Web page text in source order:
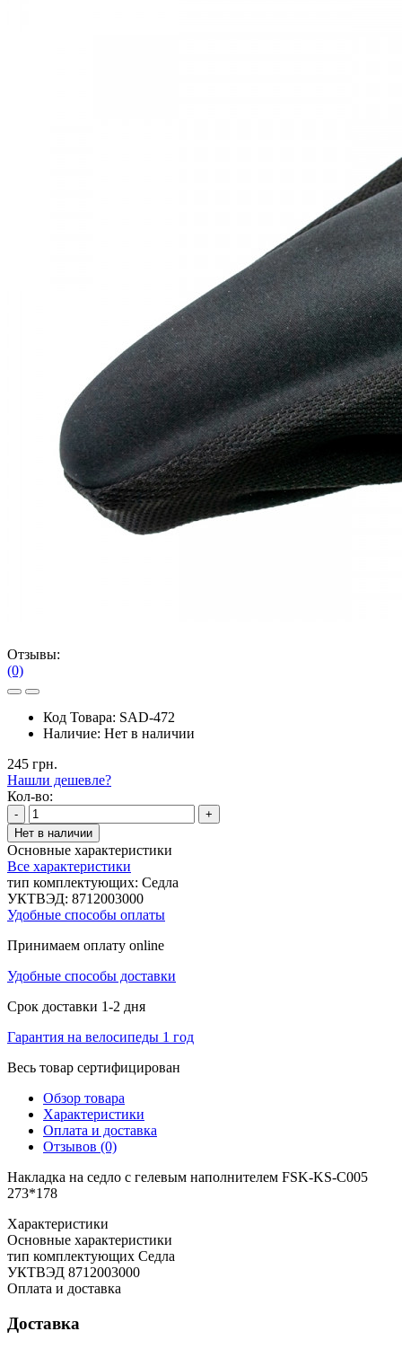
Отзывы:
(0)
Код Товара: SAD-472
Наличие: Нет в наличии
245 грн.
Нашли дешевле?
Кол-во:
-
+
Нет в наличии
Основные характеристики
Все характеристики
тип комплектующих: Седла
УКТВЭД: 8712003000
Удобные способы оплаты
Принимаем оплату online
Удобные способы доставки
Срок доставки 1-2 дня
Гарантия на велосипеды 1 год
Весь товар сертифицирован
Обзор товара
Характеристики
Оплата и доставка
Отзывов (0)
Накладка на седло с гелевым наполнителем FSK-KS-C005
273*178
Характеристики
Основные характеристики
тип комплектующих Седла
УКТВЭД 8712003000
Оплата и доставка
Доставка